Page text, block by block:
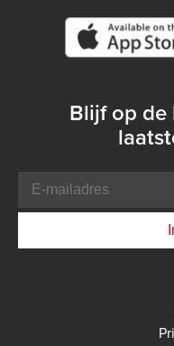
Google play store
Blijf op
mailadres